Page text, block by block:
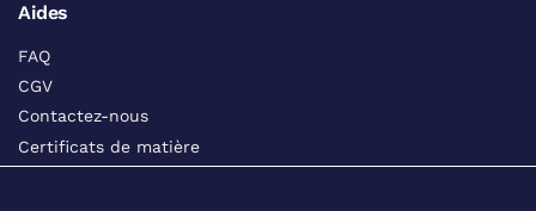
Aides
FAQ
CGV
Contactez-nous
Certificats de matière